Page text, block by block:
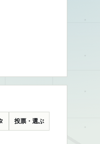
投票・選ぶ